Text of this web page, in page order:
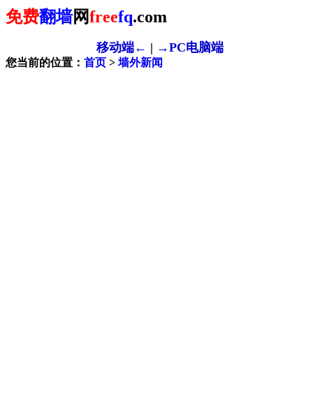
免费翻墙网freefq.com
移动端← | →PC电脑端
您当前的位置： 首页 > 墙外新闻